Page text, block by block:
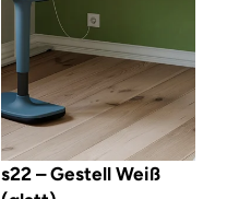
s22 – Gestell Weiß